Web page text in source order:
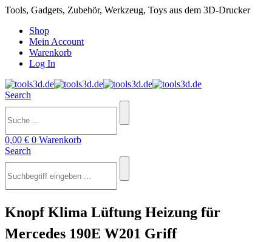
Tools, Gadgets, Zubehör, Werkzeug, Toys aus dem 3D-Drucker
Shop
Mein Account
Warenkorb
Log In
Search
0,00 € 0 Warenkorb
Search
Knopf Klima Lüftung Heizung für
Mercedes 190E W201 Griff